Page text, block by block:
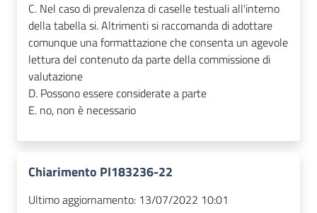
C. Nel caso di prevalenza di caselle testuali all'interno
della tabella si. Altrimenti si raccomanda di adottare
comunque una formattazione che consenta un agevole
lettura del contenuto da parte della commissione di
valutazione
D. Possono essere considerate a parte
E. no, non è necessario
Chiarimento PI183236-22
Ultimo aggiornamento: 13/07/2022 10:01